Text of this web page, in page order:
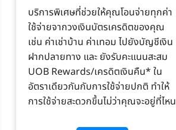
บริการพิเศษที่ช่วยให้คุณโอนจ่ายทุกค่า
ใช้จ่ายจากวงเงินบัตรเครดิตของคุณ
เช่น ค่าเช่าบ้าน ค่าเทอม ไปยังบัญชีเงิน
ฝากปลายทาง และ ยังรับคะแนนสะสม
UOB Rewards/เครดิตเงินคืน* ใน
อัตราเดียวกันกับการใช้จ่ายปกติ ทำให้
การใช้จ่ายสะดวกขึ้นไม่ว่าคุณจะอยู่ที่ไหน